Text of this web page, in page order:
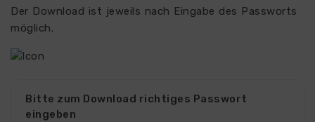
Der Download ist jeweils nach Eingabe des Passworts
möglich.
Bitte zum Download richtiges Passwort
eingeben